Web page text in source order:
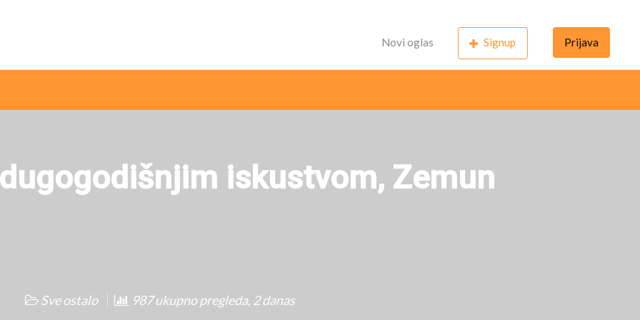
Novi oglas Signup Prijava
iskustvom, Zemun
Sve ostalo 987 ukupno pregleda, 2 danas